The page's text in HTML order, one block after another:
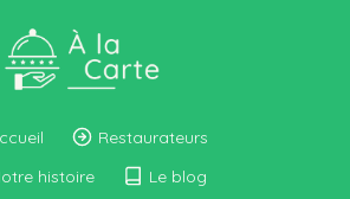
Restaurateurs
histoire
Le blog